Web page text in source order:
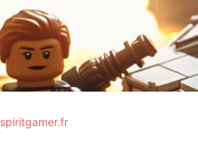
spiritgamer.fr